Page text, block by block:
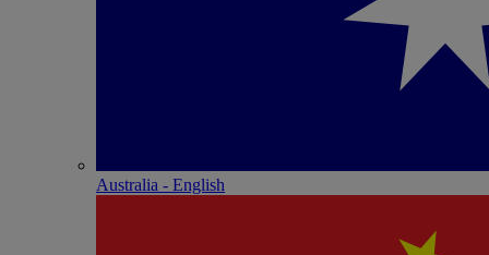
Australia - English